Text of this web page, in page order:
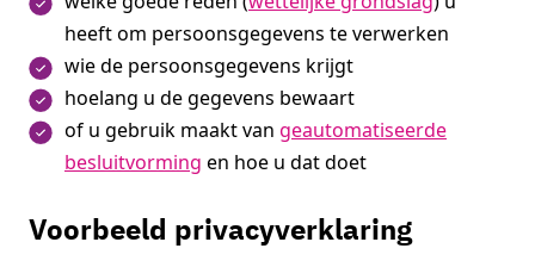
heeft om persoonsgegevens te verwerken
wie de persoonsgegevens krijgt
hoelang u de gegevens bewaart
of u gebruik maakt van geautomatiseerde
besluitvorming en hoe u dat doet
Voorbeeld privacyverklaring